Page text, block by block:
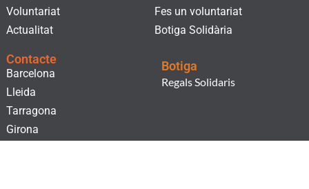
Voluntariat
Actualitat
Fes un voluntariat
Botiga Solidària
Contacte
Barcelona
Lleida
Tarragona
Girona
Botiga
Regals Solidaris